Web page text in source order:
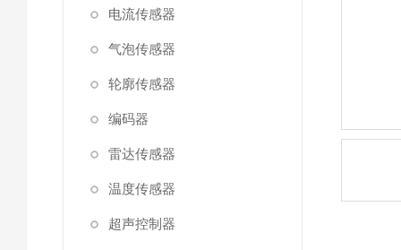
电流传感器
气泡传感器
轮廓传感器
编码器
雷达传感器
温度传感器
超声控制器